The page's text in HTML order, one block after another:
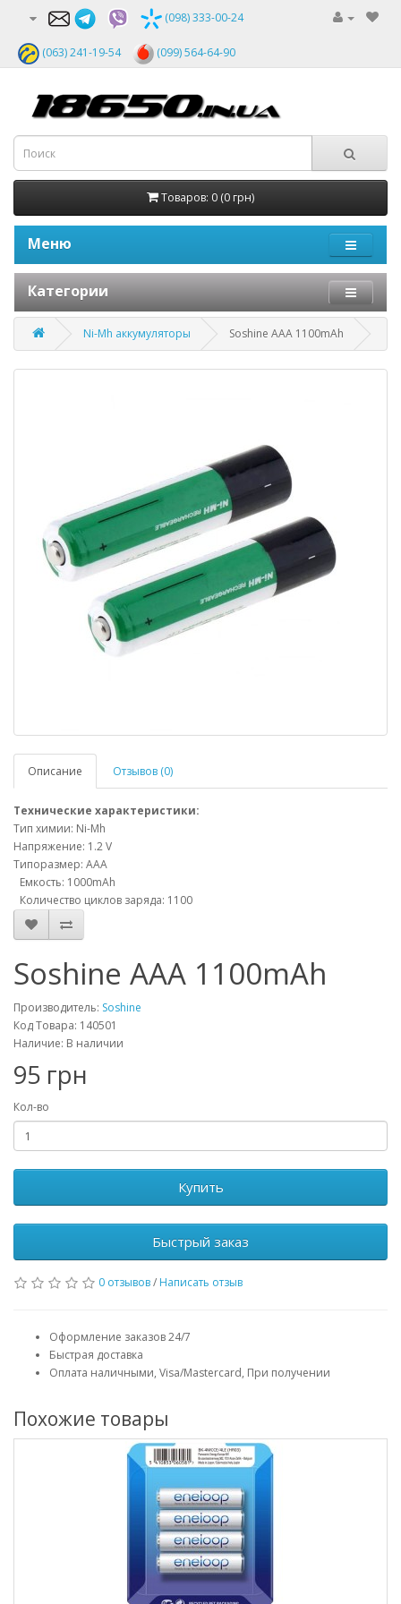
(098) 333-00-24
(063) 241-19-54 (099) 564-64-90
Товаров: 0 (0 грн)
Меню
Категории
Ni-Mh аккумуляторы Soshine AAA 1100mAh
Описание Отзывов (0)
Технические характеристики:
Тип химии: Ni-Mh
Напряжение: 1.2 V
Типоразмер: AАА
Емкость: 1000mAh
Количество циклов заряда: 1100
Soshine AAA 1100mAh
Производитель: Soshine
Код Товара: 140501
Наличие: В наличии
95 грн
Кол-во
Купить
Быстрый заказ
0 отзывов/ Написать отзыв
Оформление заказов 24/7
Быстрая доставка
Оплата наличными, Visa/Mastercard, При получении
Похожие товары